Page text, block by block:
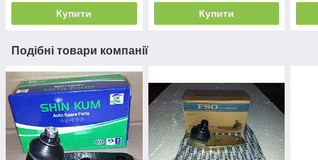
Купити Купити
Подібні товари компанії